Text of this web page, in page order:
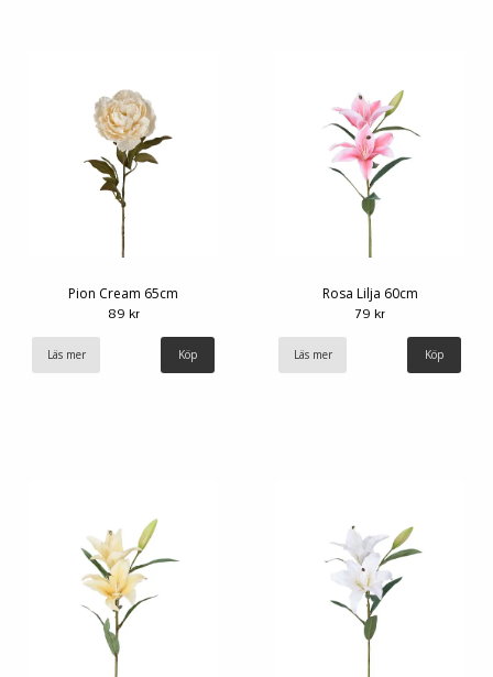
Pion Cream 65cm
89 kr
Läs mer
Rosa Lilja 60cm
79 kr
Läs mer